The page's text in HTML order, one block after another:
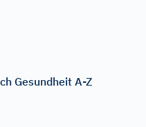
Gesundheit A-Z